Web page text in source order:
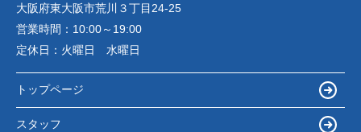
大阪府東大阪市荒川３丁目24-25
営業時間： 10:00～19:00
定休日： 火曜日 水曜日
トップページ
スタッフ